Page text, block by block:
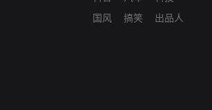
国风
搞笑
出品人